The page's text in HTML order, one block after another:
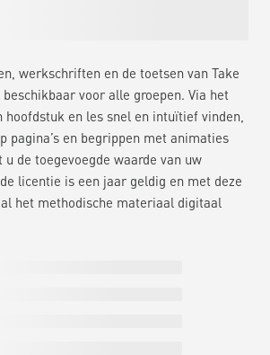
werkschriften en de toetsen van Take
voor alle groepen. Via het
hoofdstuk en les snel en intuïtief vinden,
pagina’s en begrippen met animaties
u de toegevoegde waarde van uw
licentie is een jaar geldig en met deze
het methodische materiaal digitaal